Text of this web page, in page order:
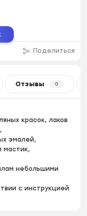
Поделиться
Отзывы 0
красок, лаков
эмалей,
мастик,
небольшими
с инструкцией